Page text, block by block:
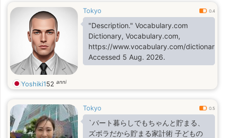
Tokyo 0.4
"Description." Vocabulary.com
Dictionary, Vocabulary.com,
https://www.vocabulary.com/dictionary/
Accessed 5 Aug. 2026.
Yoshiki152 anni
Tokyo 0.5
`パート暮らしでもちゃんと貯まる、
ズボラだから貯まる家計術 子どもの